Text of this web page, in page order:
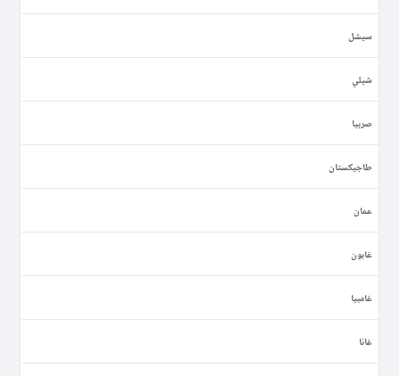
سيشل
شيلي
صربيا
طاجيكستان
عمان
غابون
غامبيا
غانا